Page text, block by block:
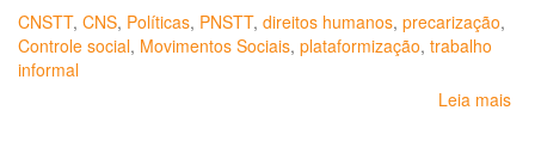
CNSTT, CNS, Políticas, PNSTT, direitos humanos, precarização,
Controle social, Movimentos Sociais, plataformização, trabalho
informal
Leia mais